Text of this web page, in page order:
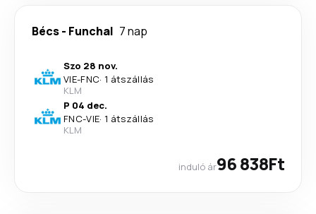
Bécs- Funchal 7 nap
Szo 28 nov.
VIE-FNC· 1 átszállás
KLM
P 04 dec.
FNC-VIE· 1 átszállás
KLM
induló ár96 838Ft